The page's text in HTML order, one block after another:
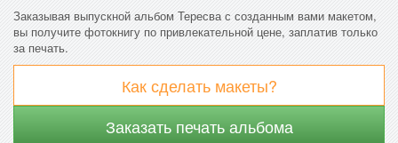
Заказывая выпускной альбом Тересва с созданным вами макетом,
вы получите фотокнигу по привлекательной цене, заплатив только
за печать.
Как сделать макеты?
Заказать печать альбома